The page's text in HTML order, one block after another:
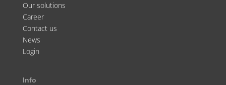
Our solutions
Career
Contact us
News
Login
Info